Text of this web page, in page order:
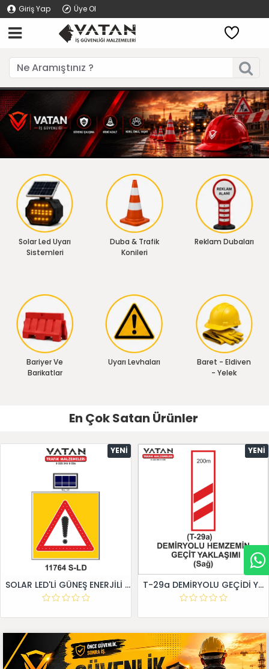
Giriş Yap Üye Ol
Solar Led Uyarı
Sistemleri
Duba & Trafik
Konileri
Reklam Dubaları
Bariyer Ve
Barikatlar
Uyarı Levhaları
Baret - Eldiven
- Yelek
En Çok Satan Ürünler
YENI
SOLAR LED'Lİ GÜNEŞ ENERJİLİ LEVHA
YENI
T-29a DEMİRYOLU GEÇİDİ YAKLAŞIM LEVHALARI (Sağ)